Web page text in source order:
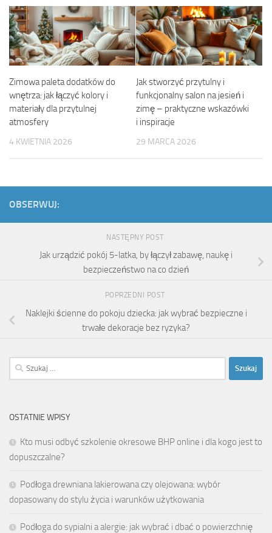
Zimowa paleta dodatków do
wnętrza: jak łączyć kolory i
materiały dla przytulnej
atmosfery
4 KWIETNIA 2026
Jak stworzyć przytulny i
funkcjonalny salon na jesień i
zimę – praktyczne wskazówki
i inspiracje
29 MARCA 2026
OBSERWUJ:
NASTĘPNY POST
Jak urządzić pokój 5-latka, by łączył zabawę, naukę i
bezpieczeństwo na co dzień
POPRZEDNI POST
Naklejki ścienne do pokoju dziecka: jak wybrać bezpieczne i
trwałe dekoracje bez ryzyka?
Szukaj:
OSTATNIE WPISY
Kto musi odbyć szkolenie okresowe BHP online i dla kogo jest to
dopuszczalne?
Podłoga drewniana lakierowana czy olejowana: wybór
dopasowany do stylu życia i warunków użytkowania
Podłoga do sypialni a alergie: jak wybrać i dbać o powierzchnię